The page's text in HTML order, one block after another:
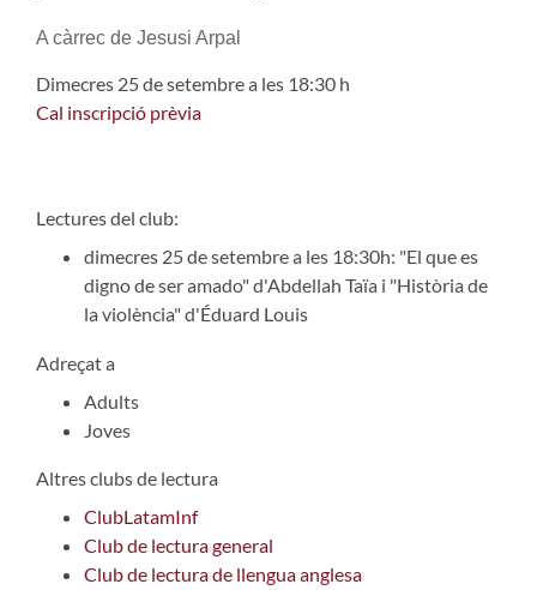
A càrrec de Jesusi Arpal
Dimecres 25 de setembre a les 18:30 h
Cal inscripció prèvia
Lectures del club:
​​​​​​dimecres 25 de setembre a les 18:30h: "El que es
digno de ser amado" d'Abdellah Taïa i "Història de
la violència" d'Éduard Louis
Adreçat a
Adults
Joves
Altres clubs de lectura
ClubLatamInf
Club de lectura general
Club de lectura de llengua anglesa